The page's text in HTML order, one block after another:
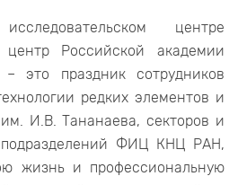
центре
Российской академии
это праздник сотрудников
редких элементов и
И.В. Тананаева, секторов и
подразделений ФИЦ КНЦ РАН,
жизнь и профессиональную